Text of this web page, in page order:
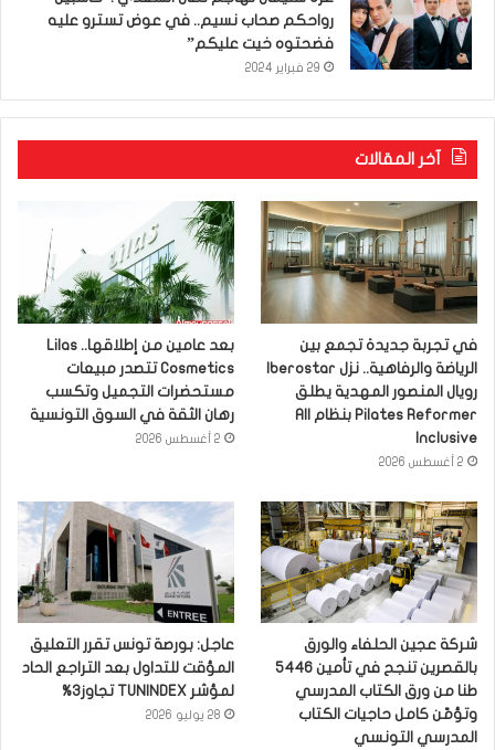
رواحكم صحاب نسيم.. في عوض تسترو عليه
فضحتوه خيت عليكم”
29 فبراير 2024
آخر المقالات
في تجربة جديدة تجمع بين
رويال المنصور المهدية يطلق
Pilates Reformer بنظام All
Inclusive
2 أغسطس 2026
بعد عامين من إطلاقها.. Lilas
Cosmetics تتصدر مبيعات
مستحضرات التجميل وتكسب
رهان الثقة في السوق التونسية
2 أغسطس 2026
شركة عجين الحلفاء والورق
بالقصرين تنجح في تأمين 5446
طنا من ورق الكتاب المدرسي
وتؤمّن كامل حاجيات الكتاب
المدرسي التونسي
عاجل: بورصة تونس تقرر التعليق
المؤقت للتداول بعد التراجع الحاد
لمؤشر TUNINDEX تجاوز3%
28 يوليو 2026